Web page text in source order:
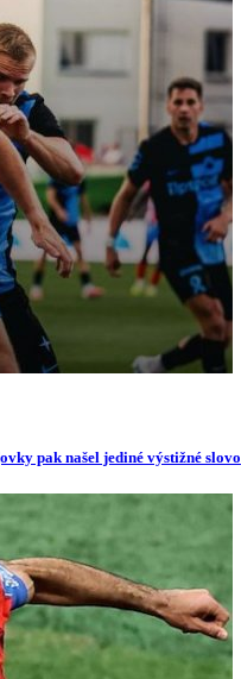
pak našel jediné výstižné slovo